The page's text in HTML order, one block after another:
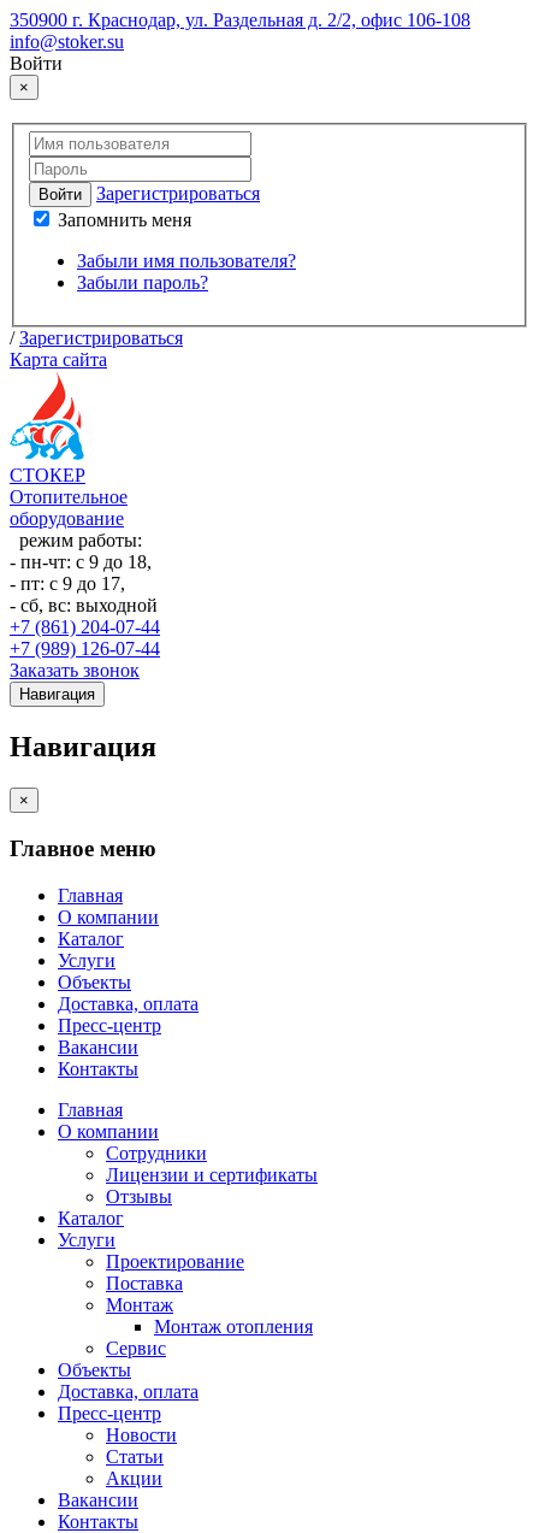
350900 г. Краснодар, ул. Раздельная д. 2/2, офис 106-108
info@stoker.su
Войти
×
Войти
Зарегистрироваться
Запомнить меня
Забыли имя пользователя?
Забыли пароль?
/Зарегистрироваться
Карта сайта
СТОКЕР
Отопительное
оборудование
режим работы:
- пн-чт: с 9 до 18,
- пт: с 9 до 17,
- сб, вс: выходной
+7 (861) 204-07-44
+7 (989) 126-07-44
Заказать звонок
Навигация
Навигация
×
Главное меню
Главная
О компании
Каталог
Услуги
Объекты
Доставка, оплата
Пресс-центр
Вакансии
Контакты
Главная
О компании
Сотрудники
Лицензии и сертификаты
Отзывы
Каталог
Услуги
Проектирование
Поставка
Монтаж
Монтаж отопления
Сервис
Объекты
Доставка, оплата
Пресс-центр
Новости
Статьи
Акции
Вакансии
Контакты